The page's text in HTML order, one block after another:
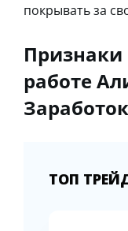
покрывать за
работе
ТОП